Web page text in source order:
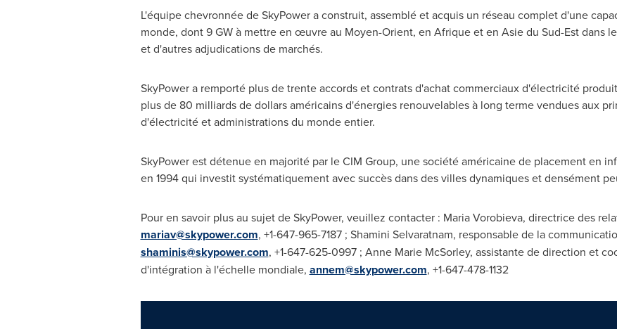
L'équipe chevronnée de SkyPower a construit, assemblé et acquis un réseau complet d'une
monde, dont 9 GW à mettre en œuvre au Moyen-Orient, en Afrique et en Asie du Sud-Est dans
et d'autres adjudications de marchés.
SkyPower a remporté plus de trente accords et contrats d'achat commerciaux d'électricité
plus de 80 milliards de dollars américains d'énergies renouvelables à long terme vendues aux
d'électricité et administrations du monde entier.
SkyPower est détenue en majorité par le CIM Group, une société américaine de placement en
en 1994 qui investit systématiquement avec succès dans des villes dynamiques et densément
Pour en savoir plus au sujet de SkyPower, veuillez contacter : Maria Vorobieva, directrice des
mariav@skypower.com, +1-647-965-7187 ; Shamini Selvaratnam, responsable de la
shaminis@skypower.com, +1-647-625-0997 ; Anne Marie McSorley, assistante de direction et
d'intégration à l'échelle mondiale, annem@skypower.com, +1-647-478-1132